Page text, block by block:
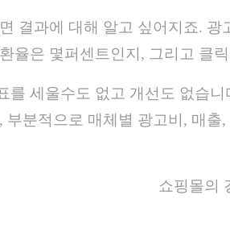
결과에 대해 알고 싶어지죠.
율은 몇퍼센트인지, 그리고 클
를 세울수도 없고 개선도 없습
부분적으로 매체별 광고비, 매
쇼핑몰의